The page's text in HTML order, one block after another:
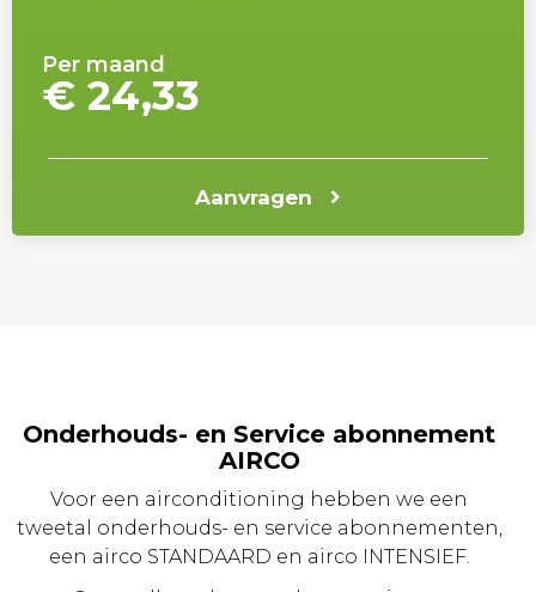
Per maand
€ 24,33
Aanvragen
Onderhouds- en Service abonnement
AIRCO
Voor een airconditioning hebben we een
tweetal onderhouds- en service abonnementen,
een airco STANDAARD en airco INTENSIEF.